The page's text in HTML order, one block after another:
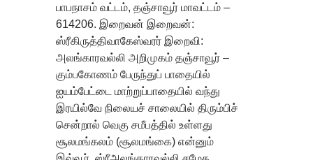
பாபநாசம் வட்டம், தஞ்சாவூர் மாவட்டம் –
614206. இறைவன் இறைவன்:
ஸ்ரீகிருத்திவாகேஸ்வரர் இறைவி:
அலங்காரவல்லி அறிமுகம் தஞ்சாவூர் –
கும்பகோணம் பேருந்துப் பாதையில்
ஐயம்பேட்டை மாற்றுப்பாதையில் வந்து
இரயில்வே நிலையச் சாலையில் திரும்பிச்
சென்றால் வெகு சமீபத்தில் உள்ளது
சூலமங்கலம் (சூலமங்கை) என்னும்